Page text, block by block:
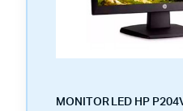
MONITOR LED HP